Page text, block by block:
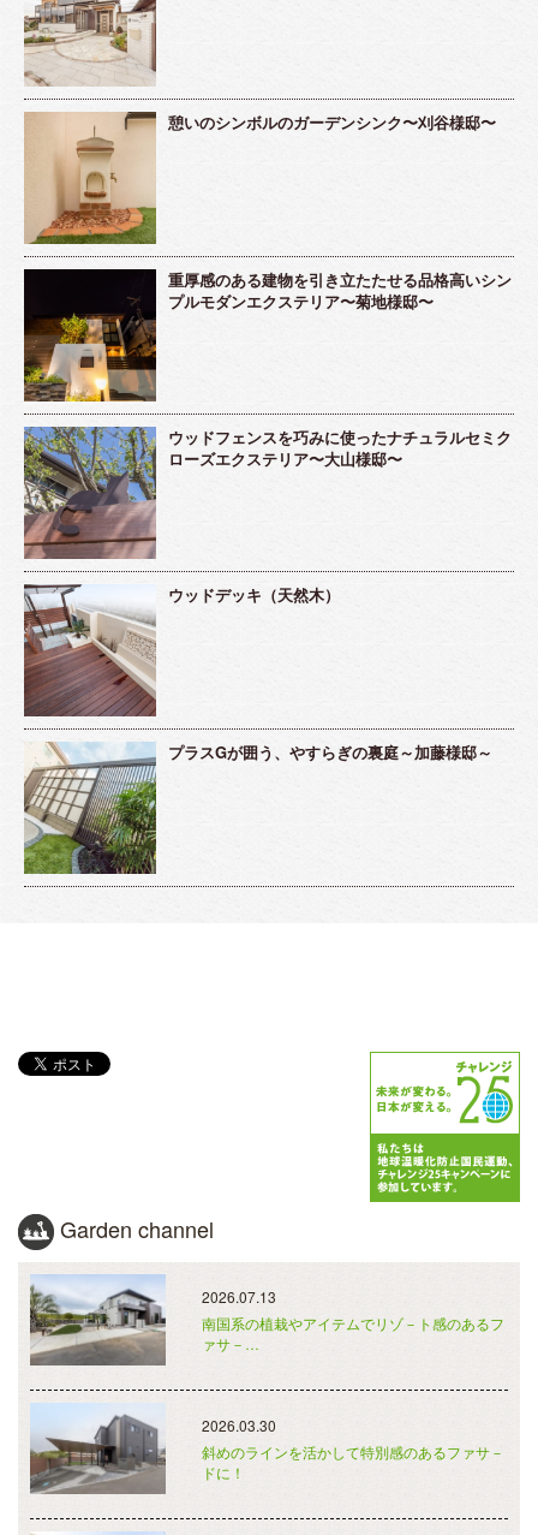
憩いのシンボルのガーデンシンク〜刈谷様邸〜
重厚感のある建物を引き立たたせる品格高いシン
プルモダンエクステリア〜菊地様邸〜
ウッドフェンスを巧みに使ったナチュラルセミク
ローズエクステリア〜大山様邸〜
ウッドデッキ（天然木）
プラスGが囲う、やすらぎの裏庭～加藤様邸～
Garden channel
2026.07.13
南国系の植栽やアイテムでリゾ－ト感のあるフ
ァサ－…
2026.03.30
斜めのラインを活かして特別感のあるファサ－
ドに！